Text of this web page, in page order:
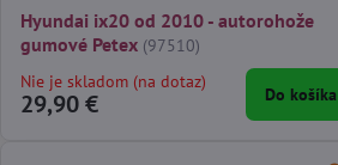
Hyundai ix20 od 2010 - autorohože
gumové Petex (97510)
Nie je skladom (na dotaz)
29,90 € Do košíka